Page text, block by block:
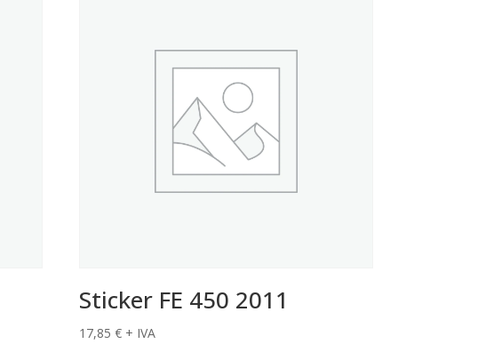
Sticker FE 450 2011
17,85€ + IVA